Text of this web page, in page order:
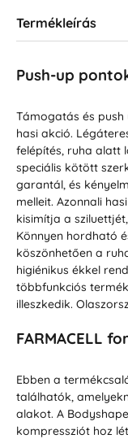
Termékleírás
Push-up
Támogatás és
hasi akció.
felépítés, ruha alatt
speciális kötött
garantál, és
melleit. Azonnali
kisimítja a
Könnyen hordható
köszönhetően a
higiénikus ékkel
többfunkciós
illeszkedik.
FARMACELL
Ebben a
találhatók,
alakot. A
kompressziót hoz